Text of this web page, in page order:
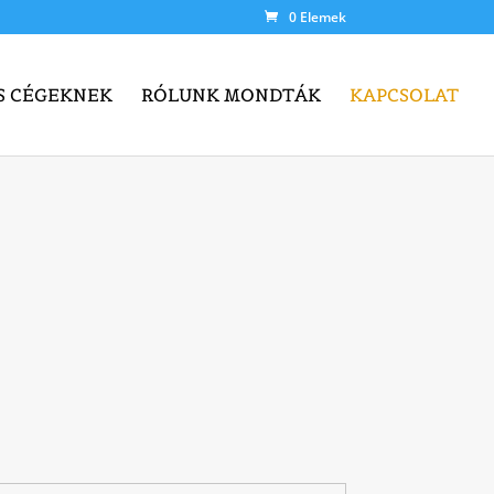
0 Elemek
CÉGEKNEK RÓLUNK MONDTÁK KAPCSOLAT